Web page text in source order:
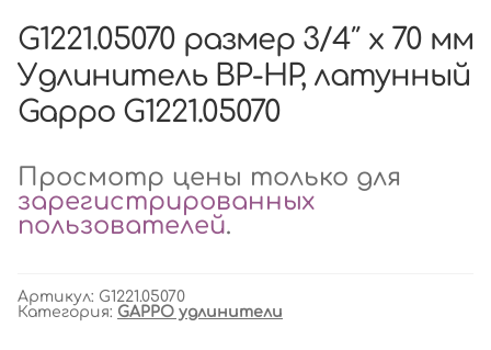
G1221.05070 размер 3/4″ x 70 мм
Удлинитель ВР-НР, латунный
Gappo G1221.05070
Просмотр цены только для
зарегистрированных
пользователей.
Артикул: G1221.05070
Категория: GAPPO удлинители